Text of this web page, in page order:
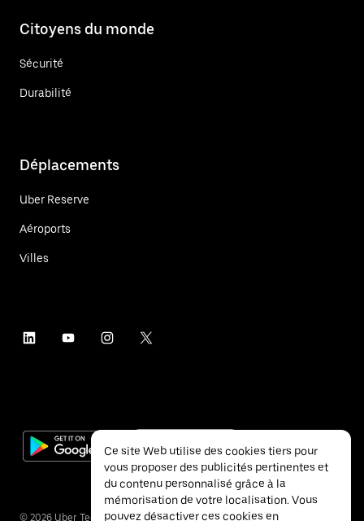
Citoyens du monde
Sécurité
Durabilité
Déplacements
Uber Reserve
Aéroports
Villes
© 2026 Uber Technologies Inc.
Ce site Web utilise des cookies tiers pour
vous proposer des publicités pertinentes et
du contenu personnalisé grâce à la
mémorisation de votre localisation. Vous
pouvez désactiver ces cookies en